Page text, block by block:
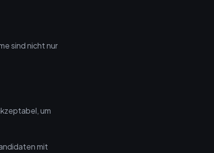
sind nicht nur
um
mit